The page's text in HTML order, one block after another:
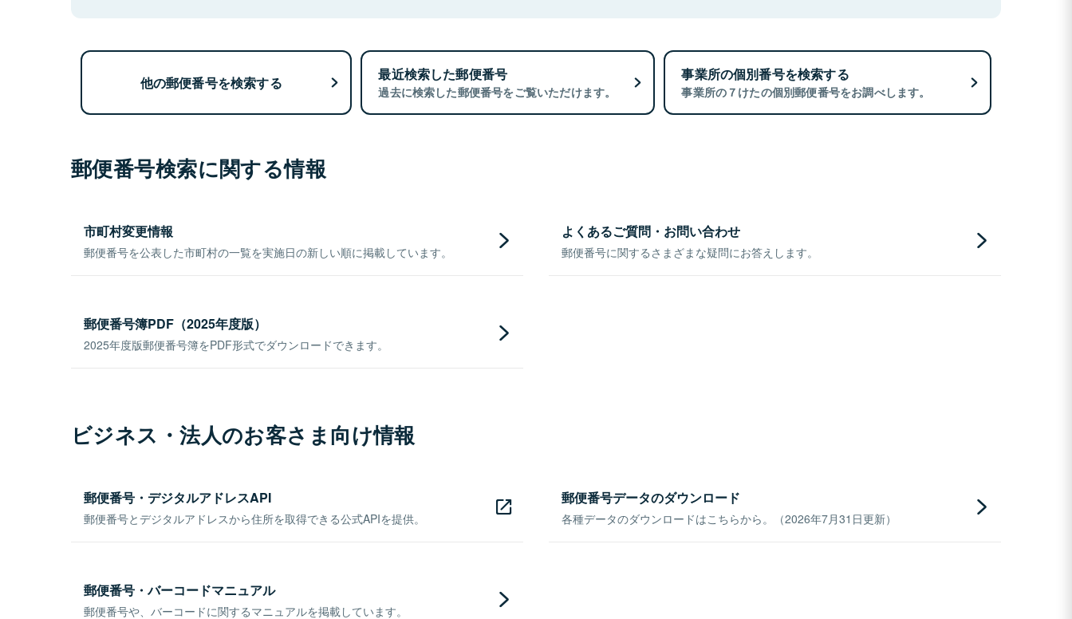
他の郵便番号を検索する 最近検索した郵便番号
過去に検索した郵便番号をご覧いただけます。
事業所の個別番号を検索する
事業所の７けたの個別郵便番号をお調べします。
郵便番号検索に関する情報
市町村変更情報
郵便番号を公表した市町村の一覧を実施日の新しい順に掲載しています。
よくあるご質問・お問い合わせ
郵便番号に関するさまざまな疑問にお答えします。
郵便番号簿PDF（2025年度版）
2025年度版郵便番号簿をPDF形式でダウンロードできます。
ビジネス・法人のお客さま向け情報
郵便番号・デジタルアドレスAPI
郵便番号とデジタルアドレスから住所を取得できる公式APIを提供。
郵便番号データのダウンロード
各種データのダウンロードはこちらから。（2026年7月31日更新）
郵便番号・バーコードマニュアル
郵便番号や、バーコードに関するマニュアルを掲載しています。